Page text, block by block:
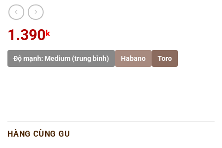
1.390 k
Độ mạnh: Medium (trung bình) Habano Toro
HÀNG CÙNG GU